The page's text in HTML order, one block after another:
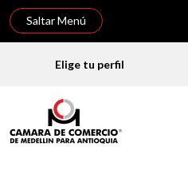
Saltar Menú
Elige tu perfil